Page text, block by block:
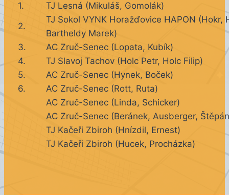
1.
TJ Lesná (Mikuláš, Gomolák)
2.
TJ Sokol VYNK Horažďovice HAPON (Hokr,
Bartheldy Marek)
3.
AC Zruč-Senec (Lopata, Kubík)
4.
TJ Slavoj Tachov (Holc Petr, Holc Filip)
5.
AC Zruč-Senec (Hynek, Boček)
6.
AC Zruč-Senec (Rott, Ruta)
AC Zruč-Senec (Linda, Schicker)
AC Zruč-Senec (Beránek, Ausberger,
TJ Kačeři Zbiroh (Hnízdil, Ernest)
TJ Kačeři Zbiroh (Hucek, Procházka)